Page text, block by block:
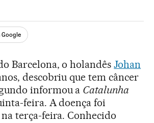
Facebook
en TwitterRedes Sociales
Google
Barcelona, o holandêsJohan
descobriu que tem câncer
informou a Catalunha
feira. A doença foi
terça-feira. Conhecido